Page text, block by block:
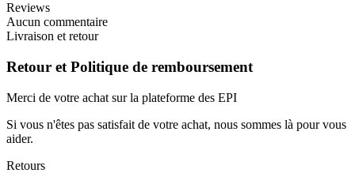
Reviews
Aucun commentaire
Livraison et retour
Retour et Politique de remboursement
Merci de votre achat sur la plateforme des EPI
Si vous n'êtes pas satisfait de votre achat, nous sommes là pour vous
aider.
Retours